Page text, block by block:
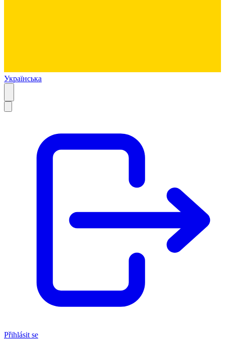
Українська
Přihlásit se